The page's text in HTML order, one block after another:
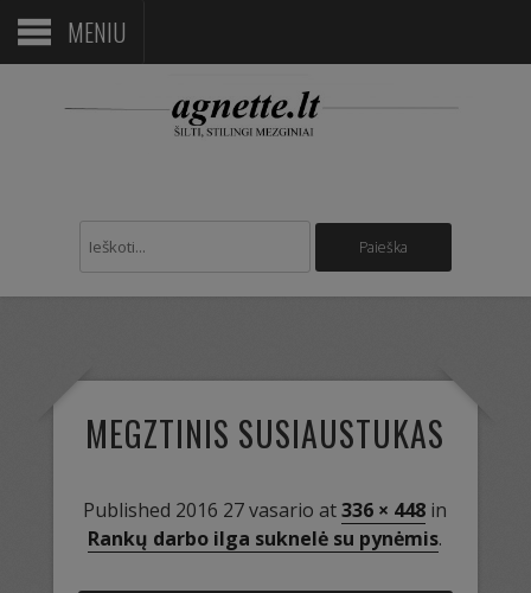
MENIU
MEGZTINIS SUSIAUSTUKAS
Published 2016 27 vasario at336 × 448 in
Rankų darbo ilga suknelė su pynėmis.